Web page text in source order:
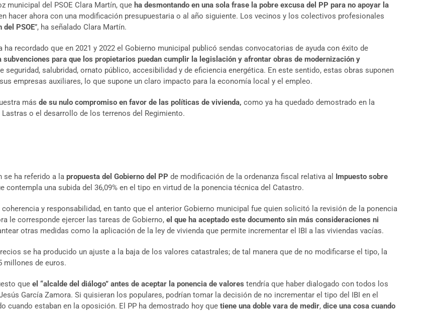
municipal del PSOE Clara Martín, que ha desmontando en una sola frase la pobre excusa del PP para no apoyar la
hacer ahora con una modificación presupuestaria o al año siguiente. Los vecinos y los colectivos profesionales
PSOE”, ha señalado Clara Martín.
recordado que en 2021 y 2022 el Gobierno municipal publicó sendas convocatorias de ayuda con éxito de
subvenciones para que los propietarios puedan cumplir la legislación y afrontar obras de modernización y
seguridad, salubridad, ornato público, accesibilidad y de eficiencia energética. En este sentido, estas obras suponen
empresas auxiliares, lo que supone un claro impacto para la economía local y el empleo.
más de su nulo compromiso en favor de las políticas de vivienda, como ya ha quedado demostrado en la
o el desarrollo de los terrenos del Regimiento.
se ha referido a la propuesta del Gobierno del PP de modificación de la ordenanza fiscal relativa al Impuesto sobre
contempla una subida del 36,09% en el tipo en virtud de la ponencia técnica del Catastro.
y responsabilidad, en tanto que el anterior Gobierno municipal fue quien solicitó la revisión de la ponencia
le corresponde ejercer las tareas de Gobierno, el que ha aceptado este documento sin más consideraciones ni
otras medidas como la aplicación de la ley de vivienda que permite incrementar el IBI a las viviendas vacías.
se ha producido un ajuste a la baja de los valores catastrales; de tal manera que de no modificarse el tipo, la
millones de euros.
que el “alcalde del diálogo” antes de aceptar la ponencia de valores tendría que haber dialogado con todos los
García Zamora. Si quisieran los populares, podrían tomar la decisión de no incrementar el tipo del IBI en el
cuando estaban en la oposición. El PP ha demostrado hoy que tiene una doble vara de medir, dice una cosa cuando